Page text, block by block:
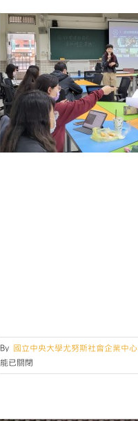
By 國立中央大學尤努斯社會企業中心
能已關閉